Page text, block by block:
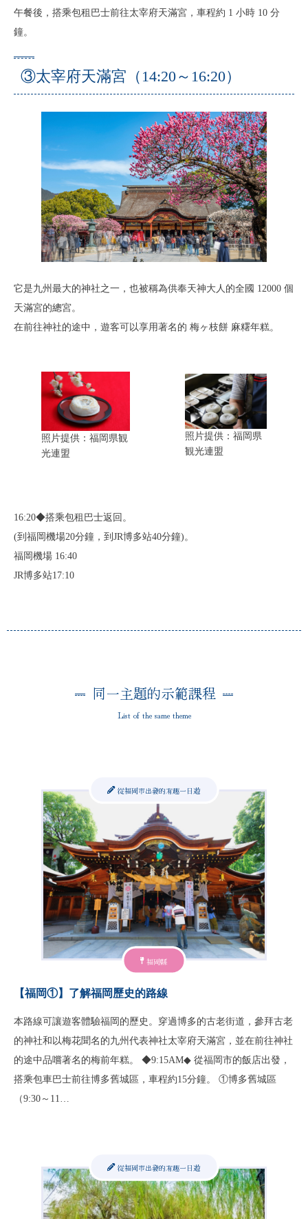
午餐後，搭乘包租巴士前往太宰府天滿宮，車程約 1 小時 10 分
鐘。
③太宰府天滿宮（14:20～16:20）
它是九州最大的神社之一，也被稱為供奉天神大人的全國 12000 個
天滿宮的總宮。
在前往神社的途中，遊客可以享用著名的 梅ヶ枝餅 麻糬年糕。
照片提供：福岡県観
光連盟
照片提供：福岡県
観光連盟
16:20◆搭乘包租巴士返回。
(到福岡機場20分鐘，到JR博多站40分鐘)。
福岡機場 16:40
JR博多站17:10
同一主題的示範課程
List of the same theme
福岡縣
從福岡市出發的有趣一日遊
【福岡①】了解福岡歷史的路線
本路線可讓遊客體驗福岡的歷史。穿過博多的古老街道，參拜古老
的神社和以梅花聞名的九州代表神社太宰府天滿宮，並在前往神社
的途中品嚐著名的梅前年糕。 ◆9:15AM◆ 從福岡市的飯店出發，
搭乘包車巴士前往博多舊城區，車程約15分鐘。 ①博多舊城區
（9:30～11…
從福岡市出發的有趣一日遊